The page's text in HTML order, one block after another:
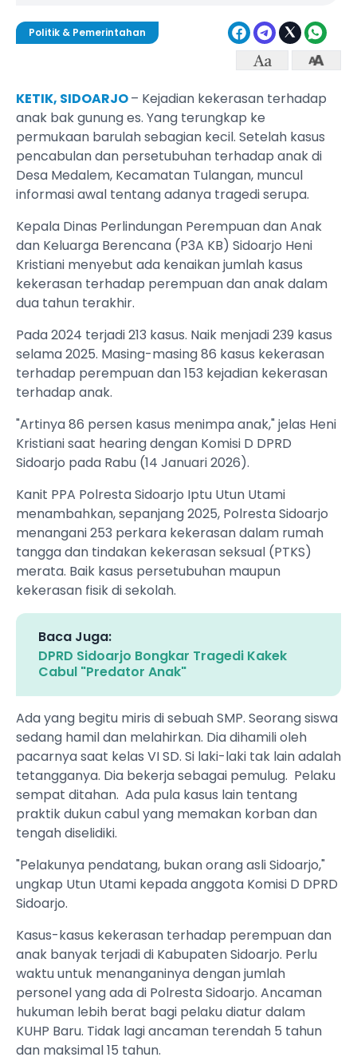
Politik & Pemerintahan
KETIK, SIDOARJO– Kejadian kekerasan terhadap
anak bak gunung es. Yang terungkap ke
permukaan barulah sebagian kecil. Setelah kasus
pencabulan dan persetubuhan terhadap anak di
Desa Medalem, Kecamatan Tulangan, muncul
informasi awal tentang adanya tragedi serupa.
Kepala Dinas Perlindungan Perempuan dan Anak
dan Keluarga Berencana (P3A KB) Sidoarjo Heni
Kristiani menyebut ada kenaikan jumlah kasus
kekerasan terhadap perempuan dan anak dalam
dua tahun terakhir.
Pada 2024 terjadi 213 kasus. Naik menjadi 239 kasus
selama 2025. Masing-masing 86 kasus kekerasan
terhadap perempuan dan 153 kejadian kekerasan
terhadap anak.
"Artinya 86 persen kasus menimpa anak," jelas Heni
Kristiani saat hearing dengan Komisi D DPRD
Sidoarjo pada Rabu (14 Januari 2026).
Kanit PPA Polresta Sidoarjo Iptu Utun Utami
menambahkan, sepanjang 2025, Polresta Sidoarjo
menangani 253 perkara kekerasan dalam rumah
tangga dan tindakan kekerasan seksual (PTKS)
merata. Baik kasus persetubuhan maupun
kekerasan fisik di sekolah.
Baca Juga:
DPRD Sidoarjo Bongkar Tragedi Kakek
Cabul "Predator Anak"
Ada yang begitu miris di sebuah SMP. Seorang siswa
sedang hamil dan melahirkan. Dia dihamili oleh
pacarnya saat kelas VI SD. Si laki-laki tak lain adalah
tetangganya. Dia bekerja sebagai pemulug. Pelaku
sempat ditahan. Ada pula kasus lain tentang
praktik dukun cabul yang memakan korban dan
tengah diselidiki.
"Pelakunya pendatang, bukan orang asli Sidoarjo,"
ungkap Utun Utami kepada anggota Komisi D DPRD
Sidoarjo.
Kasus-kasus kekerasan terhadap perempuan dan
anak banyak terjadi di Kabupaten Sidoarjo. Perlu
waktu untuk menanganinya dengan jumlah
personel yang ada di Polresta Sidoarjo. Ancaman
hukuman lebih berat bagi pelaku diatur dalam
KUHP Baru. Tidak lagi ancaman terendah 5 tahun
dan maksimal 15 tahun.